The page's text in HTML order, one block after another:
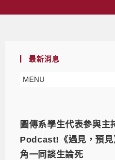
最新消息
MENU
圖傳系學生代表參與主
Podcast!《遇見，預
角一同談生論死